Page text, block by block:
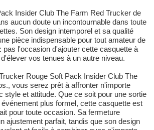
Insider Club The Farm Red Trucker de
aucun doute un incontournable dans toute
Son design intemporel et sa qualité
pièce indispensable pour tout amateur de
pas l'occasion d'ajouter cette casquette à
vos tenues à un autre niveau.
Rouge Soft Pack Insider Club The
vous serez prêt à affronter n'importe
style et attitude. Que ce soit pour une sortie
plus formel, cette casquette est
pour toute occasion. Sa fermeture
ajustement parfait, tandis que son design